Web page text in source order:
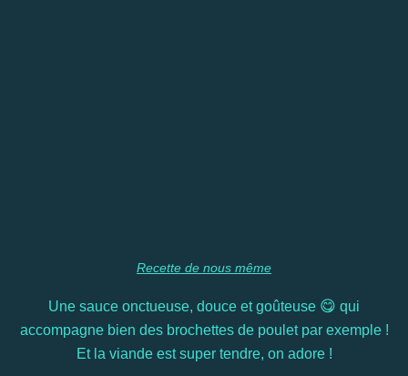
Recette de nous même
Une sauce onctueuse, douce et goûteuse 😋 qui
accompagne bien des brochettes de poulet par exemple !
Et la viande est super tendre, on adore !